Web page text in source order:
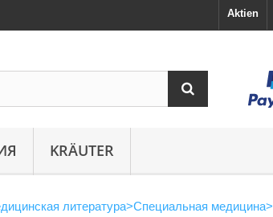
Aktien
KRÄUTER
литература>Специальная медицина>